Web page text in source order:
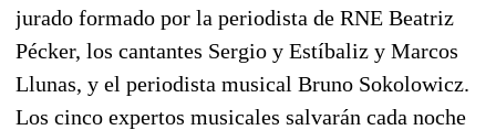
jurado formado por la periodista de RNE Beatriz
Pécker, los cantantes Sergio y Estíbaliz y Marcos
Llunas, y el periodista musical Bruno Sokolowicz.
Los cinco expertos musicales salvarán cada noche